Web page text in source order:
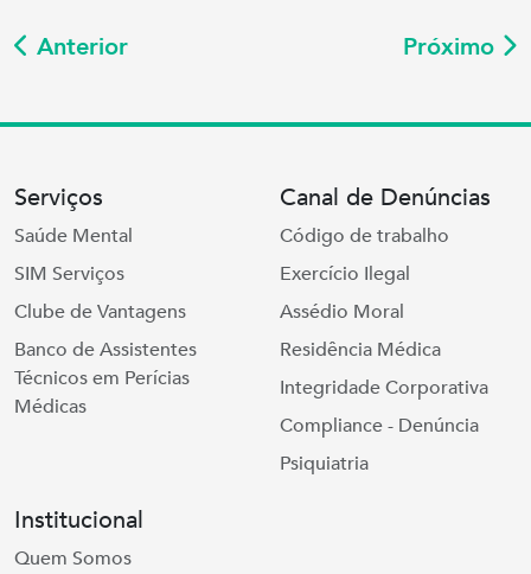
Anterior Próximo
Serviços
Saúde Mental
SIM Serviços
Clube de Vantagens
Banco de Assistentes
Técnicos em Perícias
Médicas
Canal de Denúncias
Código de trabalho
Exercício Ilegal
Assédio Moral
Residência Médica
Integridade Corporativa
Compliance - Denúncia
Psiquiatria
Institucional
Quem Somos